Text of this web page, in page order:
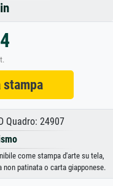
Quadro: 24907
come stampa d'arte su tela,
patinata o carta giapponese.